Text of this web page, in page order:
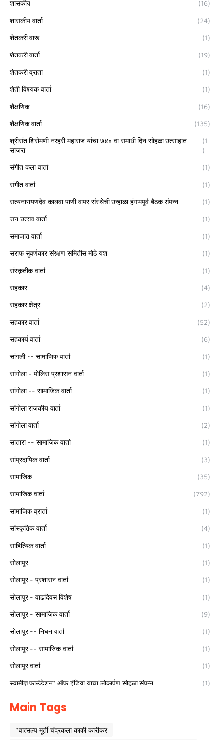
शासकीय (16)
शासकीय वार्ता (24)
शेतकरी वारू (1)
शेतकरी वार्ता (19)
शेतकरी व्राता (1)
शेती विषयक वार्ता (1)
शैक्षणिक (16)
शैक्षणिक वार्ता (135)
श्रीसंत शिरोमणी नरहरी महाराज यांचा ७४० वा समाधी दिन सोहळा उत्साहात
साजरा
(1
)
संगीत कला वार्ता (1)
संगीत वार्ता (1)
सत्यनारायणदेव कालवा पाणी वापर संस्थेची उन्हाळा हंगामपूर्व बैठक संपन्न (1)
सन उत्सव वार्ता (1)
समाजात वार्ता (1)
सराफ सुवर्णकार संरक्षण समितीस मोठे यश (1)
संस्कृतीक वार्ता (1)
सहकार (4)
सहकार क्षेत्र (2)
सहकार वार्ता (52)
सहकार्य वार्ता (6)
सांगली -- सामाजिक वार्ता (1)
सांगोला - पोलिस प्रशासन वार्ता (1)
सांगोला -- सामाजिक वार्ता (1)
सांगोला राजकीय वार्ता (1)
सांगोला वार्ता (2)
सातारा -- सामाजिक वार्ता (1)
सांप्रदायिक वार्ता (3)
सामाजिक (35)
सामाजिक वार्ता (792)
सामाजिक व्रार्ता (1)
सांस्कृतिक वार्ता (4)
साहित्यिक वार्ता (1)
सोलापूर (1)
सोलापूर - प्रशासन वार्ता (1)
सोलापूर - वाढदिवस विशेष (1)
सोलापूर - सामाजिक वार्ता (9)
सोलापूर -- निधन वार्ता (1)
सोलापूर -- सामाजिक वार्ता (1)
सोलापूर वार्ता (1)
स्वामीज्ञ फाउंडेशन* ऑफ इंडिया याचा लोकार्पण सोहळा संपन्न (1)
Main Tags
*वात्सल्य मूर्ती चंद्रकला काकी कारीकर